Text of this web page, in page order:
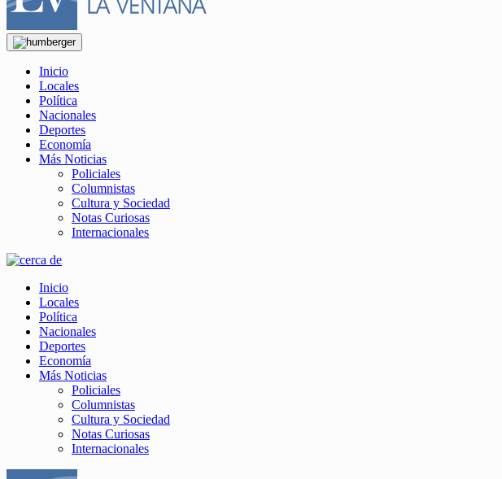
Inicio
Locales
Política
Nacionales
Deportes
Economía
Más Noticias
Policiales
Columnistas
Cultura y Sociedad
Notas Curiosas
Internacionales
Inicio
Locales
Política
Nacionales
Deportes
Economía
Más Noticias
Policiales
Columnistas
Cultura y Sociedad
Notas Curiosas
Internacionales